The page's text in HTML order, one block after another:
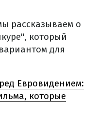
рассказываем о
который
для
Евровидением:
которые